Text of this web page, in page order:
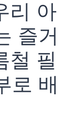
리 아
즐거
철 필
로 배